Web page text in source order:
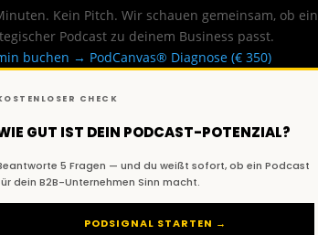
Kein Pitch. Wir schauen gemeinsam, ob ein
Podcast zu deinem Business passt.
buchen → PodCanvas® Diagnose (€ 350)
CHECK
GUT IST DEIN PODCAST-POTENZIAL?
5 Fragen — und du weißt sofort, ob ein Podcast
dein B2B-Unternehmen Sinn macht.
PODSIGNAL STARTEN →